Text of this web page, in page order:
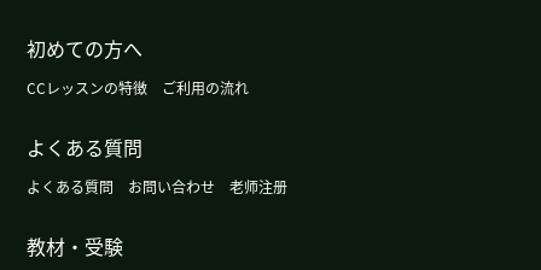
次见面，但上课时我竟然很轻松得说出来我想说的
事。下次也很期待！( 30代 女性 )
谢谢您的课，很高兴认识您！老师解释很清楚，我
上得很开心，有机会我想去甘肃省旅游。期待下次
初めての方へ
CCレッスンの特徴 ご利用の流れ
よくある質問
よくある質問 お問い合わせ 老师注册
教材・受験